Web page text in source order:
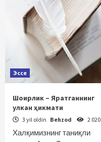
Эссе
Шоирлик – Яратганнинг
улкан ҳикмати
3 yil oldin Behzod 2 020
Халқимизнинг таниқли